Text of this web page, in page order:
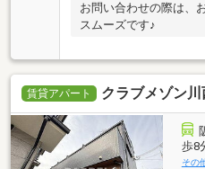
お問い合わせの際は、
スムーズです♪
賃貸アパート クラブメゾン
歩8
その